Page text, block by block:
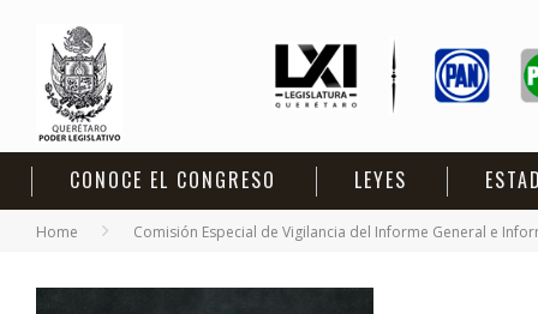
CONOCE EL CONGRESO LEYES
Home Comisión Especial de Vigilancia del Informe General e